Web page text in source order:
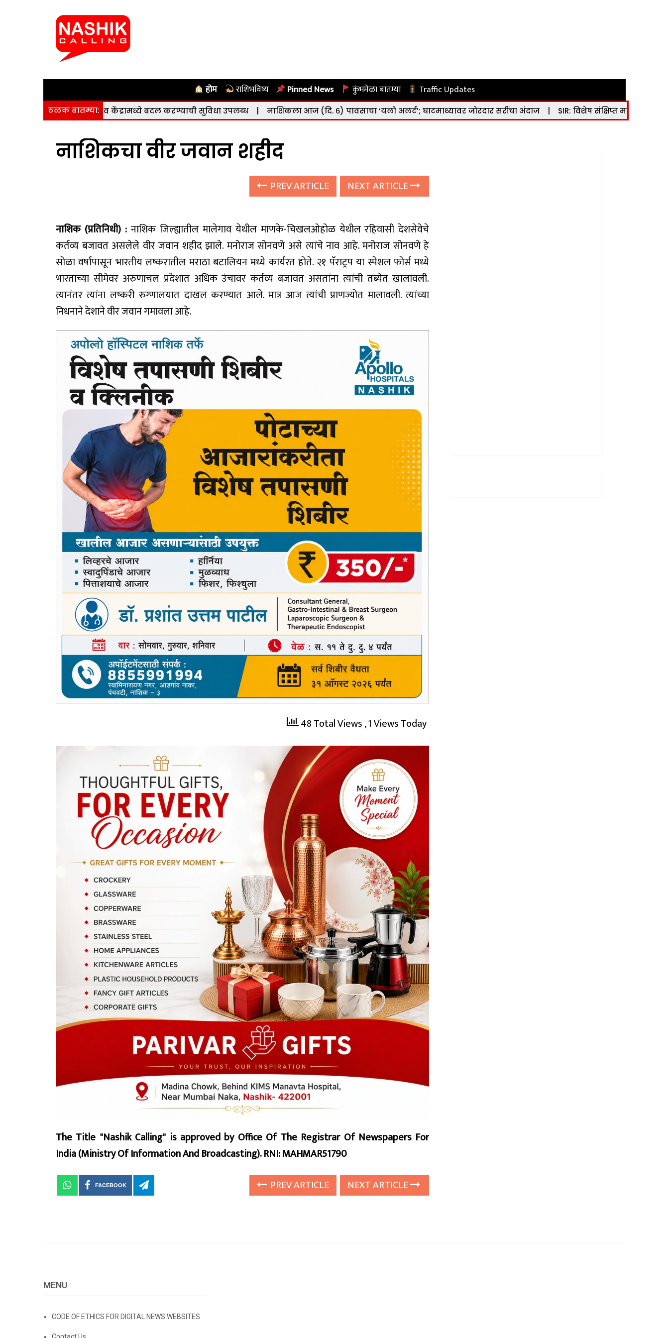
होम राशिभविष्य Pinned News कुंभमेळा बातम्या Traffic Updates
ठळक बातम्या:
समाविष्ट करणे व केंद्रामध्ये बदल करण्याची सुविधा उपलब्ध | नाशिकला आज (दि. ६) पावसाचा ‘यलो अलर्ट’; घाटमाथ्यावर जोरदार सरींचा अंदाज | SIR: विशेष संक्षिप्त मतदार यादी
नाशिकचा वीर जवान शहीद
PREV ARTICLE NEXT ARTICLE
नाशिक (प्रतिनिधी) :नाशिक जिल्ह्यातील मालेगाव येथील माणके-चिखलओहोळ येथील रहिवासी देशसेवेचे
कर्तव्य बजावत असलेले वीर जवान शहीद झाले. मनोराज सोनवणे असे त्यांचे नाव आहे. मनोराज सोनवणे हे
सोळा वर्षांपासून भारतीय लष्करातील मराठा बटालियन मध्ये कार्यरत होते. २१ पॅराट्रप या स्पेशल फोर्स मध्ये
भारताच्या सीमेवर अरुणाचल प्रदेशात अधिक उंचावर कर्तव्य बजावत असतांना त्यांची तब्येत खालावली.
त्यानंतर त्यांना लष्करी रुग्णालयात दाखल करण्यात आले. मात्र आज त्यांची प्राणज्योत मालावली. त्यांच्या
निधनाने देशाने वीर जवान गमावला आहे.
48 Total Views, 1 Views Today
The Title "Nashik Calling" is approved by Office Of The Registrar Of Newspapers For
India (Ministry Of Information And Broadcasting). RNI: MAHMAR51790
FACEBOOK PREV ARTICLE NEXT ARTICLE
MENU
CODE OF ETHICS FOR DIGITAL NEWS WEBSITES
Contact Us